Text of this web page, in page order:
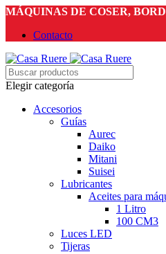
MÁQUINAS DE COSER,
Contacto
Elegir categoría
Accesorios
Guías
Aurec
Daiko
Mitani
Suisei
Lubricantes
Aceites para
1 Litro
100 CM3
Luces LED
Tijeras